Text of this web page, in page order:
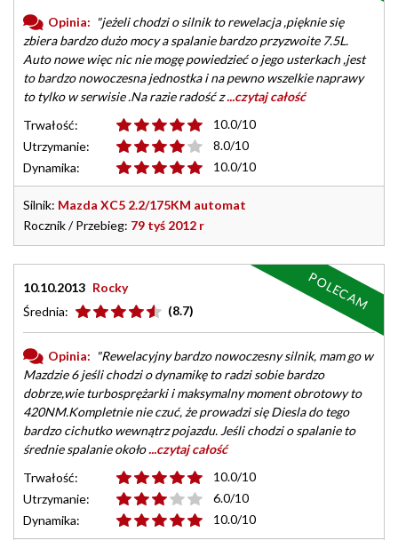
Opinia: "jeżeli chodzi o silnik to rewelacja ,pięknie się
zbiera bardzo dużo mocy a spalanie bardzo przyzwoite 7.5L.
Auto nowe więc nic nie mogę powiedzieć o jego usterkach ,jest
to bardzo nowoczesna jednostka i na pewno wszelkie naprawy
to tylko w serwisie .Na razie radość z...czytaj całość
Trwałość:
10.0/10
Utrzymanie:
8.0/10
Dynamika:
10.0/10
Silnik: Mazda XC5 2.2/175KM automat
Rocznik / Przebieg: 79 tyś 2012 r
10.10.2013 Rocky
Średnia:
(8.7)
Opinia: "Rewelacyjny bardzo nowoczesny silnik, mam go w
Mazdzie 6 jeśli chodzi o dynamikę to radzi sobie bardzo
dobrze,wie turbosprężarki i maksymalny moment obrotowy to
420NM.Kompletnie nie czuć, że prowadzi się Diesla do tego
bardzo cichutko wewnątrz pojazdu. Jeśli chodzi o spalanie to
średnie spalanie około...czytaj całość
Trwałość:
10.0/10
Utrzymanie:
6.0/10
Dynamika:
10.0/10
POLECAM